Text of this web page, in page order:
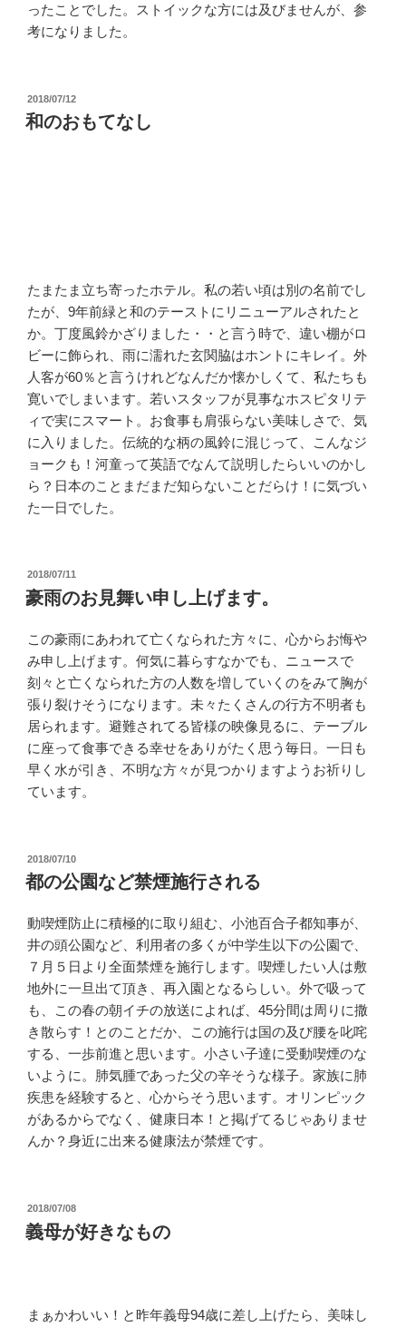
ったことでした。ストイックな方には及びませんが、参
考になりました。
投
稿
日:
2018/07/12
和のおもてなし
たまたま立ち寄ったホテル。私の若い頃は別の名前でし
たが、9年前緑と和のテーストにリニューアルされたと
か。丁度風鈴かざりました・・と言う時で、違い棚がロ
ビーに飾られ、雨に濡れた玄関脇はホントにキレイ。外
人客が60％と言うけれどなんだか懐かしくて、私たちも
寛いでしまいます。若いスタッフが見事なホスピタリテ
ィで実にスマート。お食事も肩張らない美味しさで、気
に入りました。伝統的な柄の風鈴に混じって、こんなジ
ョークも！河童って英語でなんて説明したらいいのかし
ら？日本のことまだまだ知らないことだらけ！に気づい
た一日でした。
投
稿
日:
2018/07/11
豪雨のお見舞い申し上げます。
この豪雨にあわれて亡くなられた方々に、心からお悔や
み申し上げます。何気に暮らすなかでも、ニュースで
刻々と亡くなられた方の人数を増していくのをみて胸が
張り裂けそうになります。未々たくさんの行方不明者も
居られます。避難されてる皆様の映像見るに、テーブル
に座って食事できる幸せをありがたく思う毎日。一日も
早く水が引き、不明な方々が見つかりますようお祈りし
ています。
投
稿
日:
2018/07/10
都の公園など禁煙施行される
動喫煙防止に積極的に取り組む、小池百合子都知事が、
井の頭公園など、利用者の多くが中学生以下の公園で、
７月５日より全面禁煙を施行します。喫煙したい人は敷
地外に一旦出て頂き、再入園となるらしい。外で吸って
も、この春の朝イチの放送によれば、45分間は周りに撒
き散らす！とのことだか、この施行は国の及び腰を叱咤
する、一歩前進と思います。小さい子達に受動喫煙のな
いように。肺気腫であった父の辛そうな様子。家族に肺
疾患を経験すると、心からそう思います。オリンピック
があるからでなく、健康日本！と掲げてるじゃありませ
んか？身近に出来る健康法が禁煙です。
投
稿
日:
2018/07/08
義母が好きなもの
まぁかわいい！と昨年義母94歳に差し上げたら、美味し